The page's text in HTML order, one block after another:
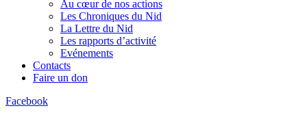
Au cœur de nos actions
Les Chroniques du Nid
La Lettre du Nid
Les rapports d’activité
Evénements
Contacts
Faire un don
Facebook